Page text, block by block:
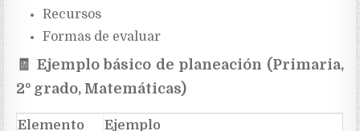
Recursos
Formas de evaluar
🧾 Ejemplo básico de planeación (Primaria,
2º grado, Matemáticas)
Elemento
Ejemplo